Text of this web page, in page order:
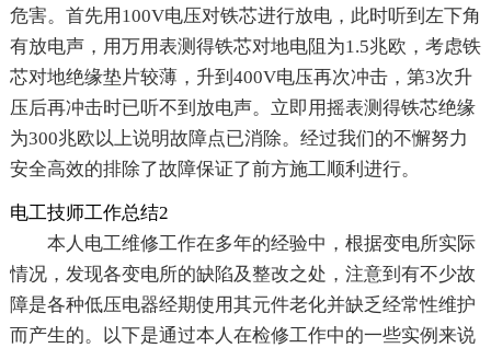
危害。首先用100V电压对铁芯进行放电，此时听到左下角
有放电声，用万用表测得铁芯对地电阻为1.5兆欧，考虑铁
芯对地绝缘垫片较薄，升到400V电压再次冲击，第3次升
压后再冲击时已听不到放电声。立即用摇表测得铁芯绝缘
为300兆欧以上说明故障点已消除。经过我们的不懈努力
安全高效的排除了故障保证了前方施工顺利进行。
电工技师工作总结2
本人电工维修工作在多年的经验中，根据变电所实际
情况，发现各变电所的缺陷及整改之处，注意到有不少故
障是各种低压电器经期使用其元件老化并缺乏经常性维护
而产生的。以下是通过本人在检修工作中的一些实例来说